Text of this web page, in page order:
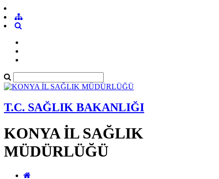
T.C. SAĞLIK BAKANLIĞI
KONYA İL SAĞLIK
MÜDÜRLÜĞÜ